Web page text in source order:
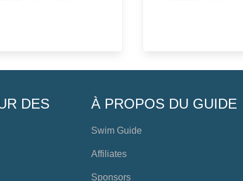
DES
À PROPOS DU GUIDE
Swim Guide
Affiliates
Sponsors